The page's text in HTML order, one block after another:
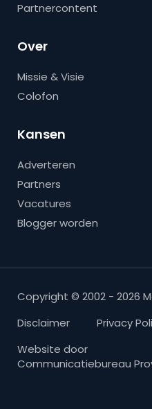
Partnercontent
Over
Missie & Visie
Colofon
Kansen
Adverteren
Partners
Vacatures
Blogger worden
Copyright © 2002 - 2026
Disclaimer
Privacy
Website door
Communicatiebureau